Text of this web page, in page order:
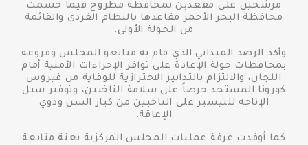
مرشحين على مقعدين بمحافظة مطروح فيما حسمت
محافظة البحر الأحمر مقاعدها بالنظام الفردي والقائمة
من الجولة الأولى.
وأكد الرصد الميداني الذي قام به متابعو المجلس وفروعه
بمحافظات جولة الإعادة على توافر الإجراءات الأمنية أمام
اللجان، والالتزام بالتدابير الاحترازية للوقاية من فيروس
كورونا المستجد حرصاً على سلامة الناخبين، وتوفير سبل
الإتاحة للتيسير على الناخبين من كبار السن وذوي
الإعاقة.
كما أوفدت غرفة عمليات المجلس المركزية بعثة متابعة